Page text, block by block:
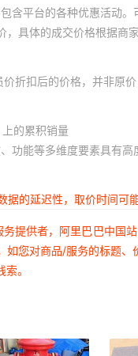
含平台的各种优惠活动
具体的成交价格根据商
折扣后的价格，并非原价
的累积销量
功能等多维度要素具有
的延迟性，取价时间可
提供者，阿里巴巴中
您对商品/服务的标题
。